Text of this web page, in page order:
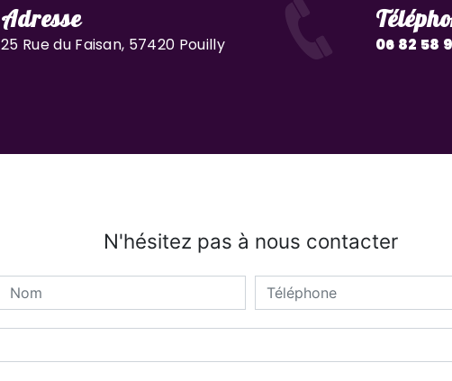
Adresse
25 Rue du Faisan, 57420 Pouilly 06 82 58
N'hésitez pas à nous contacter